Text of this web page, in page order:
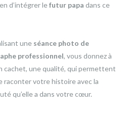
d’intégrer lefutur papa dans ce
une séance photo de
professionnel, vous donnez à
cachet, une qualité, qui permettent
raconter votre histoire avec la
qu’elle a dans votre cœur.